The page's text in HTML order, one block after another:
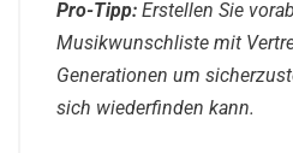
Pro-Tipp: Erstellen Sie
Musikwunschliste mit
Generationen um
sich wiederfinden kann.